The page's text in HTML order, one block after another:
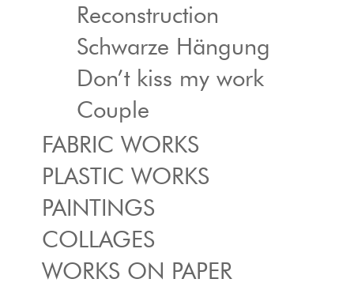
Reconstruction
Schwarze Hängung
Don’t kiss my work
Couple
FABRIC WORKS
PLASTIC WORKS
PAINTINGS
COLLAGES
WORKS ON PAPER